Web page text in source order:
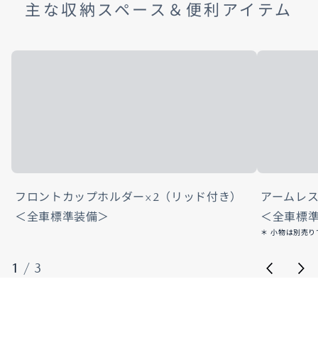
主な収納スペース＆便利アイテム
フロントカップホルダー×2（リッド付き）
＜全車標準装備＞
アームレ
＜全車標
＊ 小物は別売り
1 / 3